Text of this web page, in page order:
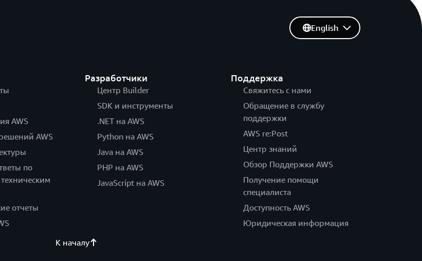
AWS
AWS
по
отчеты
Разработчики
Центр Builder
SDK и инструменты
.NET на AWS
Python на AWS
Java на AWS
PHP на AWS
JavaScript на AWS
Поддержка
Свяжитесь с нами
Обращение в службу
поддержки
AWS re:Post
Центр знаний
Обзор Поддержки AWS
Получение помощи
специалиста
Доступность AWS
Юридическая информация
English
К началу